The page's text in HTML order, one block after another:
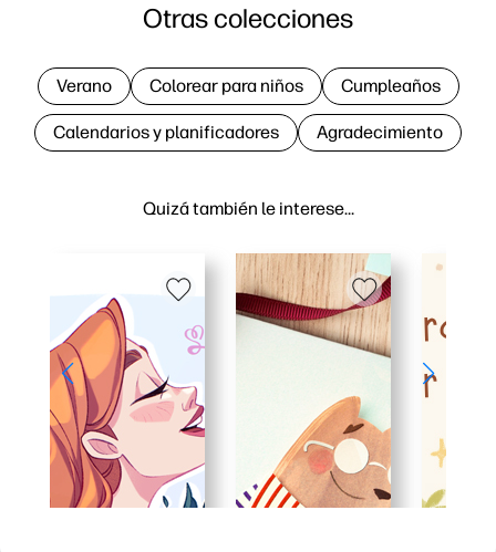
Quizá también le interese…
Otras colecciones
Verano Colorear para niños Cumpleaños
Calendarios y planificadores Agradecimiento